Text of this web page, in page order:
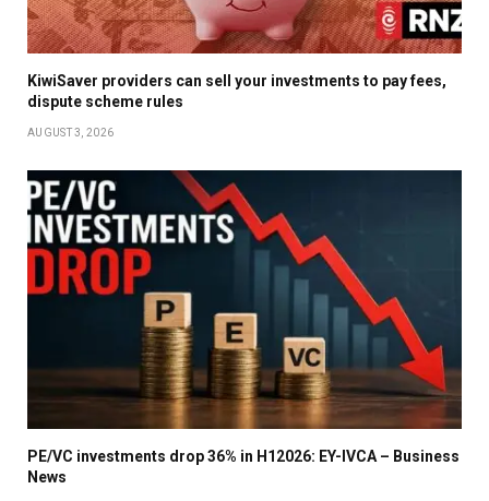
KiwiSaver providers can sell your investments to pay fees,
dispute scheme rules
AUGUST 3, 2026
PE/VC investments drop 36% in H12026: EY-IVCA – Business
News